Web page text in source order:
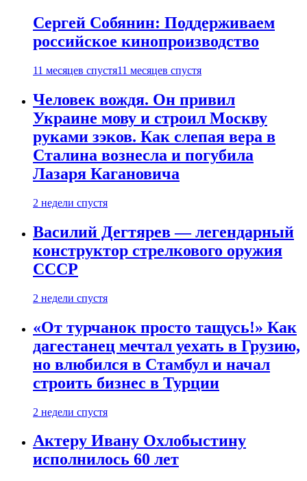
Сергей Собянин: Поддерживаем
российское кинопроизводство
11 месяцев спустя11 месяцев спустя
Человек вождя. Он привил
Украине мову и строил Москву
руками зэков. Как слепая вера в
Сталина вознесла и погубила
Лазаря Кагановича
2 недели спустя
Василий Дегтярев — легендарный
конструктор стрелкового оружия
СССР
2 недели спустя
«От турчанок просто тащусь!» Как
дагестанец мечтал уехать в Грузию,
но влюбился в Стамбул и начал
строить бизнес в Турции
2 недели спустя
Актеру Ивану Охлобыстину
исполнилось 60 лет